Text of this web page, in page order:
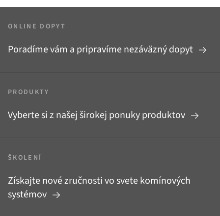
ONLINE DOPYT
Poradíme vám a pripravíme nezáväzný dopyt
PRODUKTY
Vyberte si z našej širokej ponuky produktov
ŠKOLENÍ
Získajte nové zručnosti vo svete komínových
systémov